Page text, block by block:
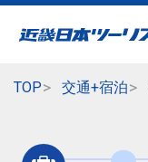
TOP 交通+宿泊